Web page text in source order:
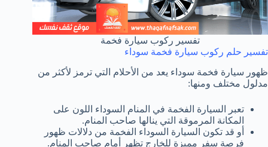
تفسير ركوب سيارة فخمة
تفسير حلم ركوب سيارة فخمة سوداء
ظهور سيارة فخمة سوداء يعد من الأحلام التي ترمز لأكثر من
مدلول مختلف ومنها:
تعبر السيارة الفخمة في المنام السوداء اللون على
المكانة المرموقة التي ينالها صاحب المنام.
أو قد تكون السيارة السوداء الفخمة من دلالات ظهور
فرصة سفر مميزة للخارج تظهر أمام صاحب المنام.